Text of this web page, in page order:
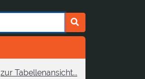
zur Tabellenansicht...